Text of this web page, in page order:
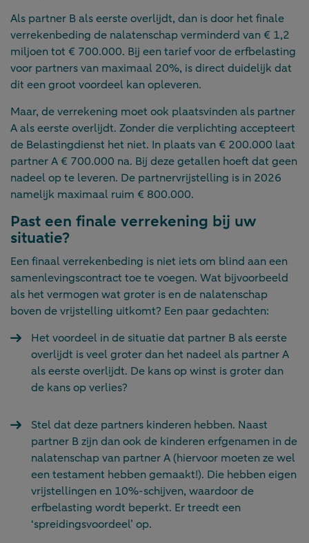
Als partner B als eerste overlijdt, dan is door het finale
verrekenbeding de nalatenschap verminderd van € 1,2
miljoen tot € 700.000. Bij een tarief voor de erfbelasting
voor partners van maximaal 20%, is direct duidelijk dat
dit een groot voordeel kan opleveren.
Maar, de verrekening moet ook plaatsvinden als partner
A als eerste overlijdt. Zonder die verplichting accepteert
de Belastingdienst het niet. In plaats van € 200.000 laat
partner A € 700.000 na. Bij deze getallen hoeft dat geen
nadeel op te leveren. De partnervrijstelling is in 2026
namelijk maximaal ruim € 800.000.
Past een finale verrekening bij uw
situatie?
Een finaal verrekenbeding is niet iets om blind aan een
samenlevingscontract toe te voegen. Wat bijvoorbeeld
als het vermogen wat groter is en de nalatenschap
boven de vrijstelling uitkomt? Een paar gedachten:
Het voordeel in de situatie dat partner B als eerste
overlijdt is veel groter dan het nadeel als partner A
als eerste overlijdt. De kans op winst is groter dan
de kans op verlies?
Stel dat deze partners kinderen hebben. Naast
partner B zijn dan ook de kinderen erfgenamen in de
nalatenschap van partner A (hiervoor moeten ze wel
een testament hebben gemaakt!). Die hebben eigen
vrijstellingen en 10%-schijven, waardoor de
erfbelasting wordt beperkt. Er treedt een
‘spreidingsvoordeel’ op.